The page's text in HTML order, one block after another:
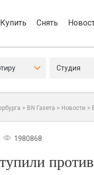
Купить Снять
Студия
> BN Газета > Новости >
1980868